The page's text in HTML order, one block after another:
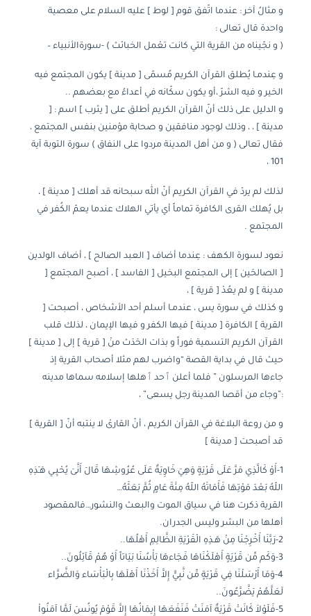
و مثالُ آخر : عندما اتّفق قوم [ لوط ] عليه السلام على معصية
واحدة قال تعالى :
( و نجّيناه من القرية التي كانت تعْمل الخبائث ) -سورةالأنبياء –
و عِندمـا يُطلق القرآن الكريم مُسمّى [ مدينة ] يكون المجتمع فيه
الخير و فيه الشرّ ،أو يكون سكّانه في أعداءُ مع بعضهم ..
و الدليل على ذلك أنّ القرآن الكريم أطلق على [ يثرب ] اسم : [
مدينة ] ، ، وذلك لوجود منافقين و صحابة مؤمنين بنفس المجتمع ،
فقال تعالى ( و من أهل المدينة مردوا على النفاق ) سورة التوبة آية
101 ،
لذلك لم يردْ في القرآن الكريم أنّ الله سبحانه قد أهلك [ مدينة ] ،
بل يُهلك القرى الكافرة تماماً أي يأتي الهلاك عندما يعمّ الكُفر في
المجتمع .
نعود لسورة الكهف : عِندما أضاف [ العبد الصالح ] ، أضاف الولدين
[ الصالحَين ] إلى المجتمع البخيل [ الفاسد ] ، أصبح المجتمع [
مدينة ] و لم يعُدْ [ قرية ] ،
و كذلك في سورة يس ، عندمـا أسلم أحد الأشخاص ، أصبحت [
القرية ] الكافرة [ مدينة ] فيها الكفر و فيها الإيمان ، لذلك قلب
القرآن الكريم التسمية فوراً و بذات الحَدَث منْ [ قرية ] إلى [ مدينة ]
حيث قال في بداية القصة “واضرب لهم مثلا أصحاب القرية إذ
جاءها المرسلون ” فلما أعلن ٱحد ٱهلها إسلامه سماها مدينه
:”وجاء من أقصا المدينة رجل يسعى” ،
و من روعة البلاغة في القرآن الكريم ، أنّ القارىْ لا ينتبه أنّ [ القرية ]
قد أصبحت [ مدينة ]
1-أَوْ كَالَّذِي مَرَّ عَلَى قَرْيَةٍ وَهِيَ خَاوِيَةٌ عَلَى عُرُوشِهَا قَالَ أَنَّىَ يُحْيِـي هَـَذِهِ
اللّهُ بَعْدَ مَوْتِهَا فَأَمَاتَهُ اللّهُ مِئَةَ عَامٍ ثُمَّ بَعَثَهُ…
القرية ذكرت هنا في سياق الموت والبعث والنشور…فالمقصود
أهلها من البشر وليس الجدران.
2-رَبَّنَا أَخْرِجْنَا مِنْ هَـذِهِ الْقَرْيَةِ الظَّالِمِ أَهْلُهَا..
3-وَكَم مِّن قَرْيَةٍ أَهْلَكْنَاهَا فَجَاءهَا بَأْسُنَا بَيَاتاً أَوْ هُمْ قَآئِلُونَ..
4-وَمَا أَرْسَلْنَا فِي قَرْيَةٍ مِّن نَّبِيٍّ إِلاَّ أَخَذْنَا أَهْلَهَا بِالْبَأْسَاء وَالضَّرَّاء
لَعَلَّهُمْ يَضَّرَّعُونَ..
5-فَلَوْلاَ كَانَتْ قَرْيَةٌ آمَنَتْ فَنَفَعَهَا إِيمَانُهَا إِلاَّ قَوْمَ يُونُسَ لَمَّا آمَنُواْ